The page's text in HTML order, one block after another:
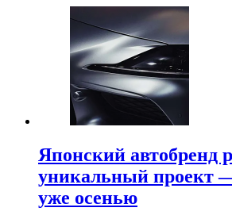
Японский автобренд
уникальный проект
уже осенью